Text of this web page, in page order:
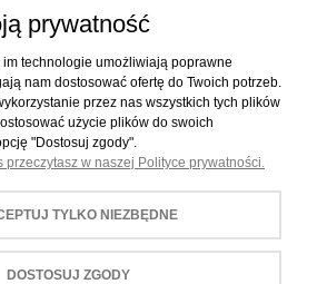
ZAKUPY
POMOC
MOJE KONTO
INFORMACJE
prywatność
technologie umożliwiają poprawne
nam dostosować ofertę do Twoich potrzeb.
przez nas wszystkich tych plików
użycie plików do swoich
"Dostosuj zgody".
przeczytasz w naszej Polityce prywatności.
TYLKO NIEZBĘDNE
DOSTOSUJ ZGODY